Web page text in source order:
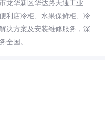
龙华新区华达路天通工业
利店冷柜、水果保鲜柜、冷
决方案及安装维修服务，深
全国。